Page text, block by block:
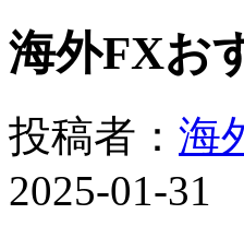
海外FXお
投稿者： 海
2025-01-31